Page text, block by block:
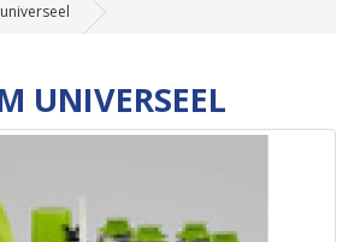
UNIVERSEEL